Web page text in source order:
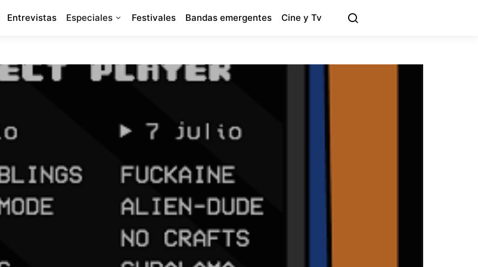
Entrevistas Especiales Festivales Bandas emergentes Cine y Tv